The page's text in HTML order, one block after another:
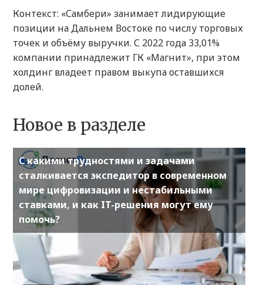
Контекст: «Самбери» занимает лидирующие
позиции на Дальнем Востоке по числу торговых
точек и объёму выручки. С 2022 года 33,01%
компании принадлежит ГК «Магнит», при этом
холдинг владеет правом выкупа оставшихся
долей.
Новое в разделе
С какими трудностями и задачами
сталкивается экспедитор в современном
мире цифровизации и нестабильными
ставками, и как IT-решения могут ему
помочь?